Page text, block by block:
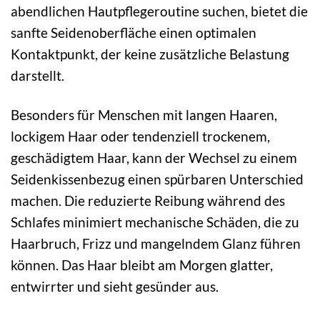
abendlichen Hautpflegeroutine suchen, bietet die
sanfte Seidenoberfläche einen optimalen
Kontaktpunkt, der keine zusätzliche Belastung
darstellt.
Besonders für Menschen mit langen Haaren,
lockigem Haar oder tendenziell trockenem,
geschädigtem Haar, kann der Wechsel zu einem
Seidenkissenbezug einen spürbaren Unterschied
machen. Die reduzierte Reibung während des
Schlafes minimiert mechanische Schäden, die zu
Haarbruch, Frizz und mangelndem Glanz führen
können. Das Haar bleibt am Morgen glatter,
entwirrter und sieht gesünder aus.